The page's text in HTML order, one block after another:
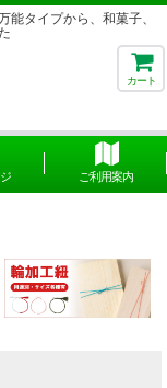
タイプから、和菓子、
カート
ご利用案内